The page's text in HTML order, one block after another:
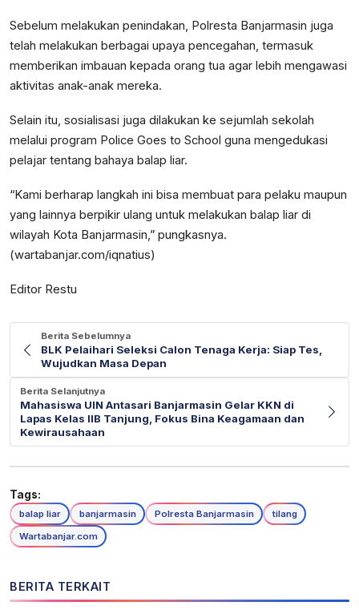
Sebelum melakukan penindakan, Polresta Banjarmasin juga
telah melakukan berbagai upaya pencegahan, termasuk
memberikan imbauan kepada orang tua agar lebih mengawasi
aktivitas anak-anak mereka.
Selain itu, sosialisasi juga dilakukan ke sejumlah sekolah
melalui program Police Goes to School guna mengedukasi
pelajar tentang bahaya balap liar.
“Kami berharap langkah ini bisa membuat para pelaku maupun
yang lainnya berpikir ulang untuk melakukan balap liar di
wilayah Kota Banjarmasin,” pungkasnya.
(wartabanjar.com/iqnatius)
Editor Restu
Berita Sebelumnya
BLK Pelaihari Seleksi Calon Tenaga Kerja: Siap Tes,
Wujudkan Masa Depan
Berita Selanjutnya
Mahasiswa UIN Antasari Banjarmasin Gelar KKN di
Lapas Kelas IIB Tanjung, Fokus Bina Keagamaan dan
Kewirausahaan
Tags:
balap liar banjarmasin Polresta Banjarmasin
tilang
Wartabanjar.com
BERITA TERKAIT